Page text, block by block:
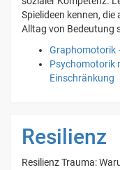
Spielideen kennen,
Alltag von Bedeutung
Graphomotorik
Psychomotorik
Einschränkung
Resilienz
Resilienz Trauma: